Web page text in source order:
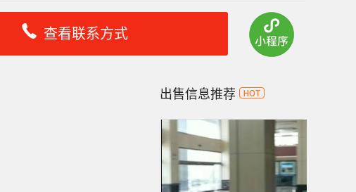
查看联系方式
出售信息推荐